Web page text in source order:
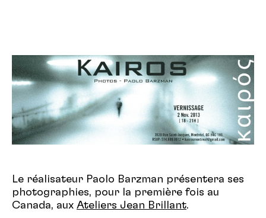
Le réalisateur Paolo Barzman présentera ses
photographies, pour la première fois au
Canada, aux Ateliers Jean Brillant.